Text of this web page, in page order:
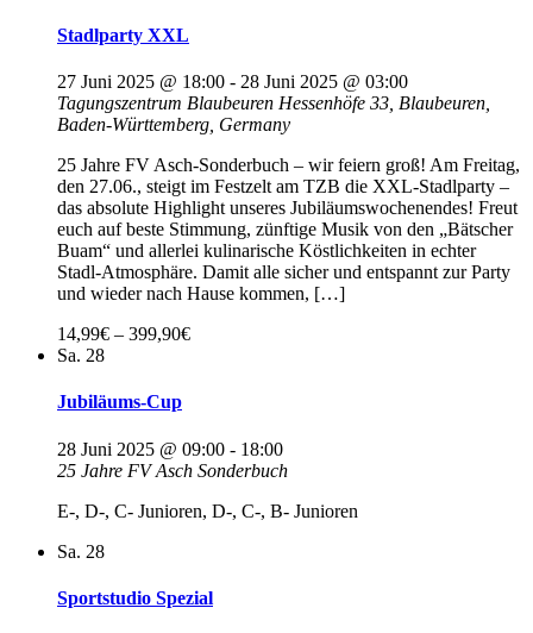
Stadlparty XXL
27 Juni 2025 @ 18:00 - 28 Juni 2025 @ 03:00
Tagungszentrum Blaubeuren Hessenhöfe 33, Blaubeuren,
Baden-Württemberg, Germany
25 Jahre FV Asch-Sonderbuch – wir feiern groß! Am Freitag,
den 27.06., steigt im Festzelt am TZB die XXL-Stadlparty –
das absolute Highlight unseres Jubiläumswochenendes! Freut
euch auf beste Stimmung, zünftige Musik von den „Bätscher
Buam“ und allerlei kulinarische Köstlichkeiten in echter
Stadl-Atmosphäre. Damit alle sicher und entspannt zur Party
und wieder nach Hause kommen, […]
14,99€ – 399,90€
Sa. 28
Jubiläums-Cup
28 Juni 2025 @ 09:00 - 18:00
25 Jahre FV Asch Sonderbuch
E-, D-, C- Junioren, D-, C-, B- Junioren
Sa. 28
Sportstudio Spezial